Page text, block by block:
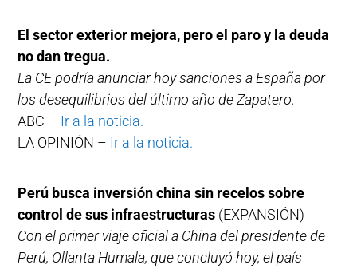
El sector exterior mejora, pero el paro y la deuda
no dan tregua.
La CE podría anunciar hoy sanciones a España por
los desequilibrios del último año de Zapatero.
ABC – Ir a la noticia.
LA OPINIÓN – Ir a la noticia.
Perú busca inversión china sin recelos sobre
control de sus infraestructuras (EXPANSIÓN)
Con el primer viaje oficial a China del presidente de
Perú, Ollanta Humala, que concluyó hoy, el país